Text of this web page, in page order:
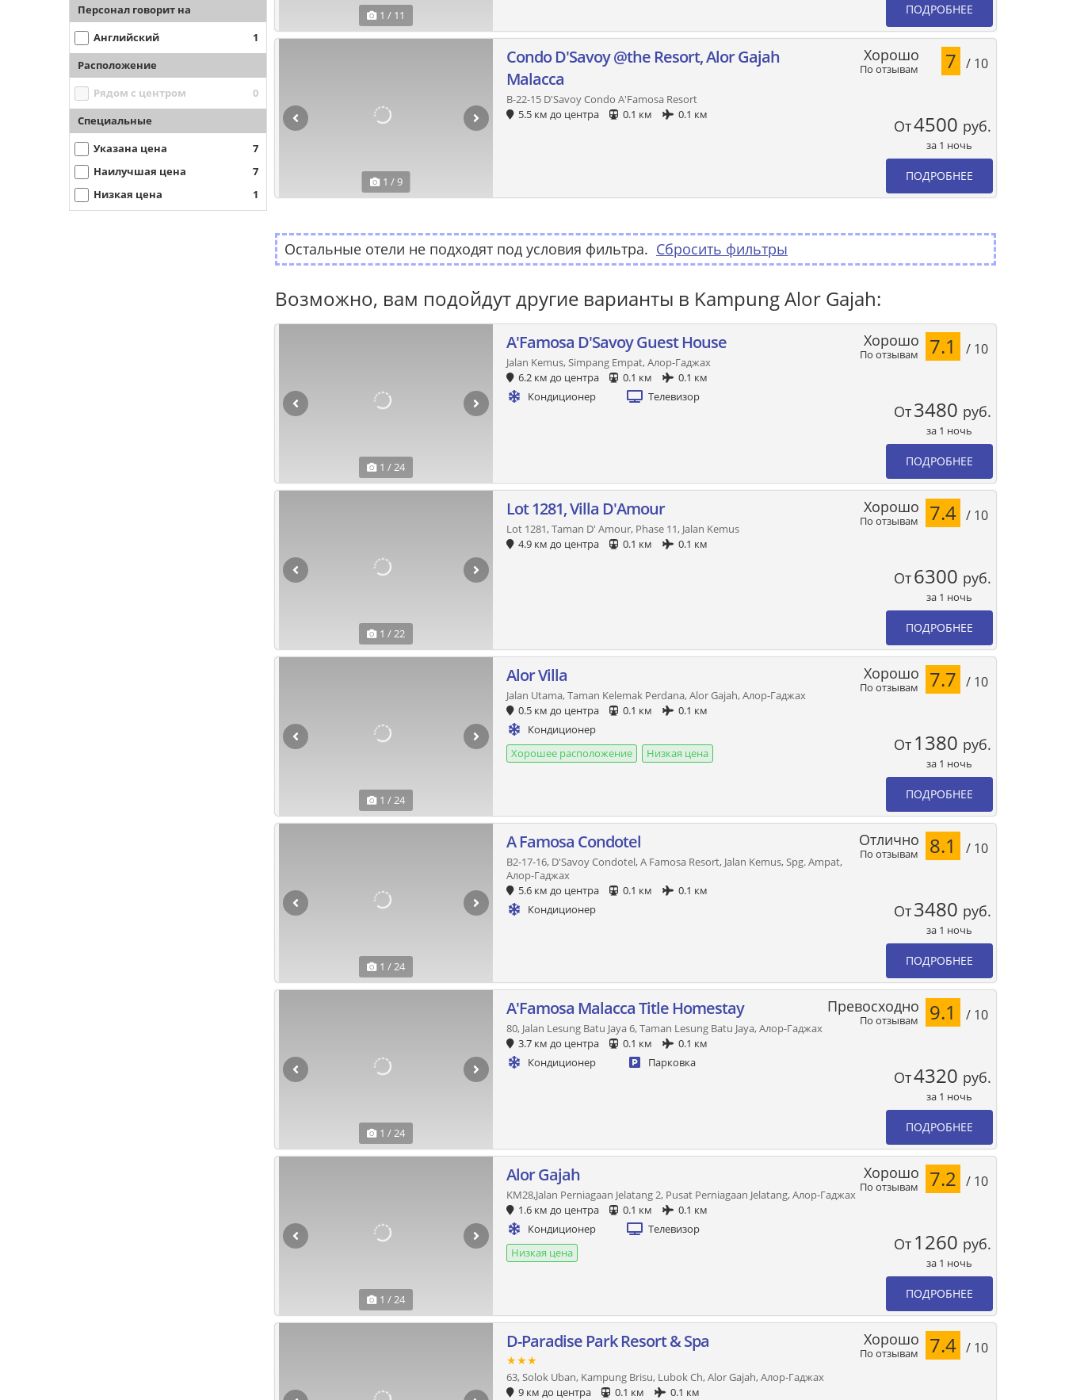
Персонал говорит на
Английский 1
Расположение
Рядом с центром 0
Специальные
Указана цена
7
Наилучшая цена
7
Низкая цена
1
1 / 11 ПОДРОБНЕЕ
1 / 9
Condo D'Savoy @the Resort, Alor Gajah
Malacca
B-22-15 D'Savoy Condo A'Famosa Resort
5.5 км до центра
0.1 км 0.1 км
По отзывам
Хорошо 7 / 10
От4500 руб.
за 1 ночь
ПОДРОБНЕЕ
Остальные отели не подходят под условия фильтра. Сбросить фильтры
Возможно, вам подойдут другие варианты в Kampung Alor Gajah:
1 / 24
A'Famosa D'Savoy Guest House
Jalan Kemus, Simpang Empat, Алор-Гаджах
6.2 км до центра
0.1 км
0.1 км
Кондиционер
Телевизор
По отзывам
Хорошо 7.1 / 10
От3480 руб.
за 1 ночь
ПОДРОБНЕЕ
1 / 22
Lot 1281, Villa D'Amour
Lot 1281, Taman D' Amour, Phase 11, Jalan Kemus
4.9 км до центра
0.1 км 0.1 км
По отзывам
Хорошо 7.4 / 10
От6300 руб.
за 1 ночь
ПОДРОБНЕЕ
1 / 24
Alor Villa
Jalan Utama, Taman Kelemak Perdana, Alor Gajah, Алор-Гаджах
0.5 км до центра
0.1 км
0.1 км
Кондиционер
Хорошее расположение
Низкая цена
По отзывам
Хорошо 7.7 / 10
От 1380 руб.
за 1 ночь
ПОДРОБНЕЕ
1 / 24
A Famosa Condotel
B2-17-16, D'Savoy Condotel, A Famosa Resort, Jalan Kemus, Spg. Ampat,
Алор-Гаджах
5.6 км до центра
0.1 км
0.1 км
Кондиционер
По отзывам
Отлично 8.1 / 10
От3480 руб.
за 1 ночь
ПОДРОБНЕЕ
1 / 24
A'Famosa Malacca Title Homestay
80, Jalan Lesung Batu Jaya 6, Taman Lesung Batu Jaya, Алор-Гаджах
3.7 км до центра
0.1 км
0.1 км
Кондиционер
Парковка
По отзывам
Превосходно 9.1 / 10
От4320 руб.
за 1 ночь
ПОДРОБНЕЕ
1 / 24
Alor Gajah
KM28,Jalan Perniagaan Jelatang 2, Pusat Perniagaan Jelatang, Алор-Гаджах
1.6 км до центра
0.1 км
0.1 км
Кондиционер
Телевизор
Низкая цена
По отзывам
Хорошо 7.2 / 10
От 1260 руб.
за 1 ночь
ПОДРОБНЕЕ
D-Paradise Park Resort & Spa
★★★
63, Solok Uban, Kampung Brisu, Lubok Ch, Alor Gajah, Алор-Гаджах
9 км до центра
0.1 км 0.1 км
По отзывам
Хорошо 7.4 / 10